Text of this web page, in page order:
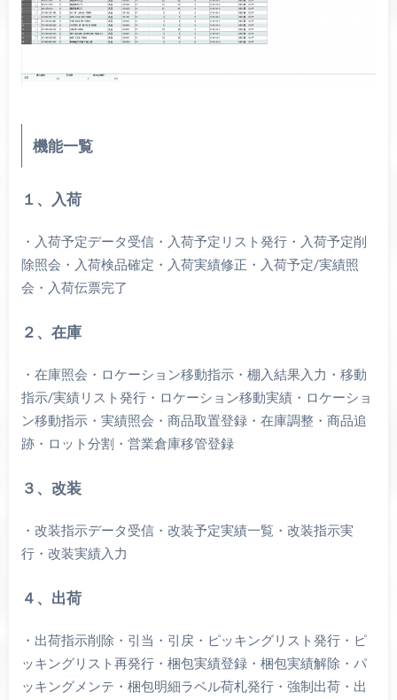
機能一覧
１、入荷
・入荷予定データ受信・入荷予定リスト発行・入荷予定削
除照会・入荷検品確定・入荷実績修正・入荷予定/実績照
会・入荷伝票完了
２、在庫
・在庫照会・ロケーション移動指示・棚入結果入力・移動
指示/実績リスト発行・ロケーション移動実績・ロケーショ
ン移動指示・実績照会・商品取置登録・在庫調整・商品追
跡・ロット分割・営業倉庫移管登録
３、改装
・改装指示データ受信・改装予定実績一覧・改装指示実
行・改装実績入力
４、出荷
・出荷指示削除・引当・引戻・ピッキングリスト発行・ピ
ッキングリスト再発行・梱包実績登録・梱包実績解除・パ
ッキングメンテ・梱包明細ラベル荷札発行・強制出荷・出